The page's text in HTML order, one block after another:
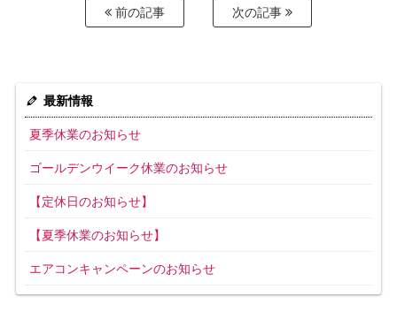
前の記事 次の記事
最新情報
夏季休業のお知らせ
ゴールデンウイーク休業のお知らせ
【定休日のお知らせ】
【夏季休業のお知らせ】
エアコンキャンペーンのお知らせ